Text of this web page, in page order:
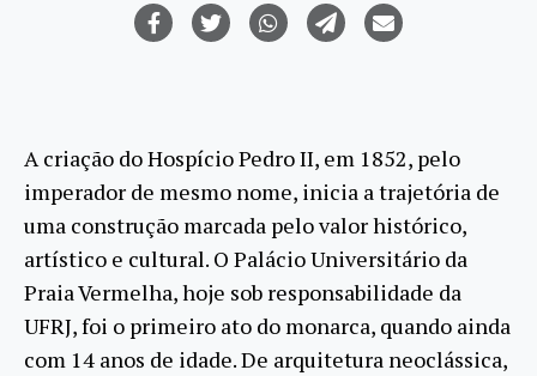
A criação do Hospício Pedro II, em 1852, pelo
imperador de mesmo nome, inicia a trajetória de
uma construção marcada pelo valor histórico,
artístico e cultural. O Palácio Universitário da
Praia Vermelha, hoje sob responsabilidade da
UFRJ, foi o primeiro ato do monarca, quando ainda
com 14 anos de idade. De arquitetura neoclássica,